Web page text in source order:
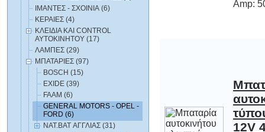
ΙΜΑΝΤΕΣ - ΣΧΟΙΝΙΑ (6)
ΚΕΡΑΙΕΣ (4)
ΚΛΕΙΔΙΑ ΚΑΙ CONTROL
ΑΥΤΟΚΙΝΗΤΟΥ (17)
ΛΑΜΠΕΣ (29)
ΜΠΑΤΑΡΙΕΣ (97)
BOSCH (15)
EXIDE (39)
FAAM (6)
GENERAL MOTORS - OPEL -
FORD (6)
NAT.BAT ΑΓΓΛΙΑΣ (31)
Amp:
τύπου
12V